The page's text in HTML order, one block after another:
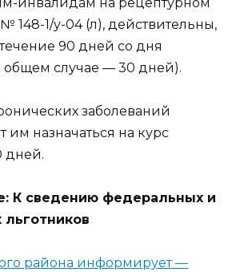
148-1/у-04 (л), действительны,
90 дней со дня
случае — 30 дней).
заболеваний
им назначаться на курс
дней.
К сведению федеральных и
района информирует —